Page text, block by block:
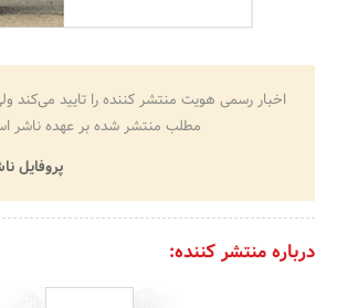
اخبار رسمی هویت منتشر کننده را تایید
مطلب منتشر شده بر عهده ناشر
پروفایل
درباره منتشر کننده: